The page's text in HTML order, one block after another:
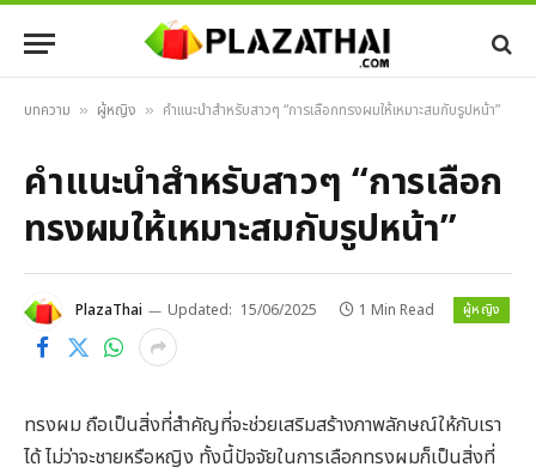
บทความ » ผู้หญิง » คำแนะนำสำหรับสาวๆ “การเลือกทรงผมให้เหมาะสมกับรูปหน้า”
คำแนะนำสำหรับสาวๆ “การเลือก
ทรงผมให้เหมาะสมกับรูปหน้า”
PlazaThai Updated: 15/06/2025 1 Min Read ผู้หญิง
ทรงผม ถือเป็นสิ่งที่สำคัญที่จะช่วยเสริมสร้างภาพลักษณ์ให้กับเรา
ได้ ไม่ว่าจะชายหรือหญิง ทั้งนี้ปัจจัยในการเลือกทรงผมก็เป็นสิ่งที่